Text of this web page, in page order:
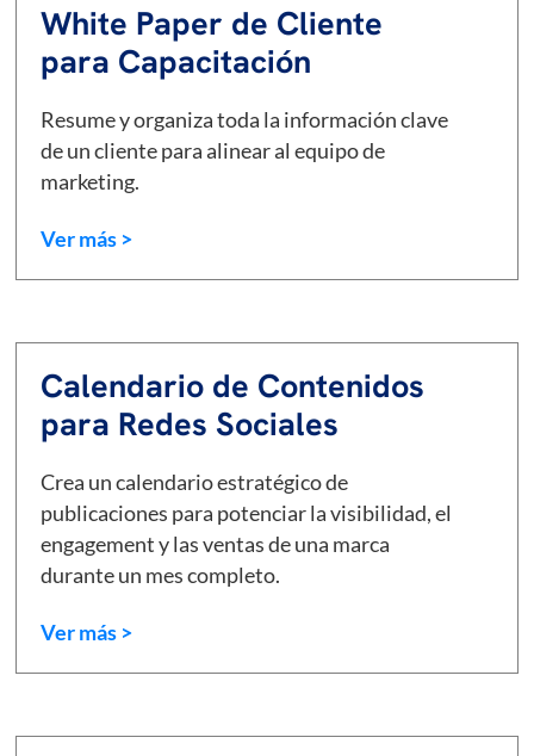
White Paper de Cliente
para Capacitación
Resume y organiza toda la información clave
de un cliente para alinear al equipo de
marketing.
Ver más >
Calendario de Contenidos
para Redes Sociales
Crea un calendario estratégico de
publicaciones para potenciar la visibilidad, el
engagement y las ventas de una marca
durante un mes completo.
Ver más >